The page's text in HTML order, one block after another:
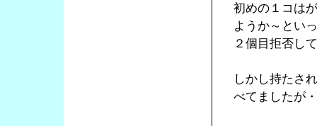
初めの１コは
ようか～とい
２個目拒否し
しかし持たさ
べてましたが